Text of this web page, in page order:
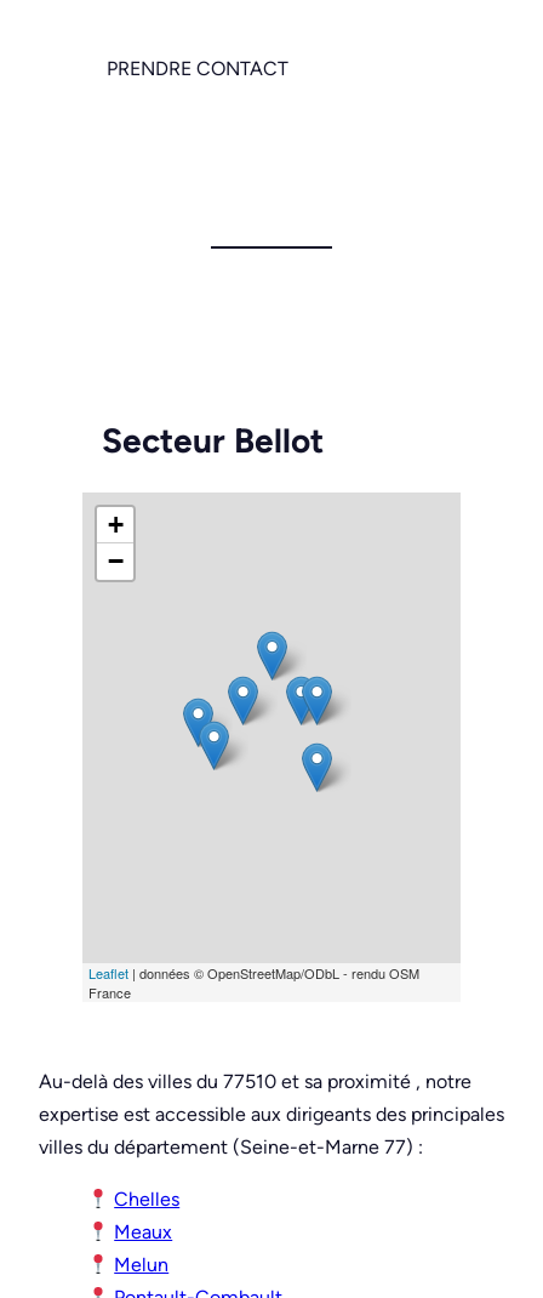
PRENDRE CONTACT
Secteur Bellot
+
−
Leaflet | données © OpenStreetMap/ODbL - rendu OSM
France
Au-delà des villes du 77510 et sa proximité , notre
expertise est accessible aux dirigeants des principales
villes du département (Seine-et-Marne 77) :
Chelles
Meaux
Melun